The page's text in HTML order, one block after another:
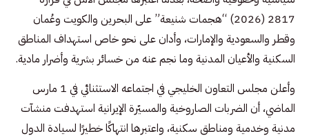
2817 (2026) “هجمات شنيعة” على البحرين والكويت وعُمان
وقطر والسعودية والإمارات، وأدان على نحو خاص استهداف المناطق
السكنية والأعيان المدنية وما نجم عنه من خسائر بشرية وأضرار مادية.
وأعلن مجلس التعاون الخليجي في اجتماعه الاستثنائي في 1 مارس
الماضي، أن الضربات الصاروخية والمسيّرة الإيرانية استهدفت منشآت
مدنية وخدمية ومناطق سكنية، واعتبرها انتهاكًا خطيرًا لسيادة الدول